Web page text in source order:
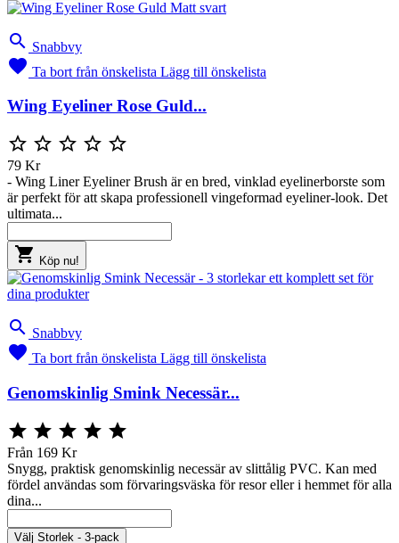
 Snabbvy
 Ta bort från önskelista Lägg till önskelista
Wing Eyeliner Rose Guld...
    
79 Kr
- Wing Liner Eyeliner Brush är en bred, vinklad eyelinerborste som
är perfekt för att skapa professionell vingeformad eyeliner-look. Det
ultimata...
 Köp nu!
 Snabbvy
 Ta bort från önskelista Lägg till önskelista
Genomskinlig Smink Necessär...
    
Från 169 Kr
Snygg, praktisk genomskinlig necessär av slittålig PVC. Kan med
fördel användas som förvaringsväska för resor eller i hemmet för alla
dina...
Välj Storlek - 3-pack